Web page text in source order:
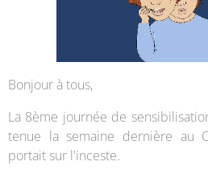
Bonjour à tous,
La 8ème journée de
tenue la semaine dernière au
portait sur l'inceste. 🐺